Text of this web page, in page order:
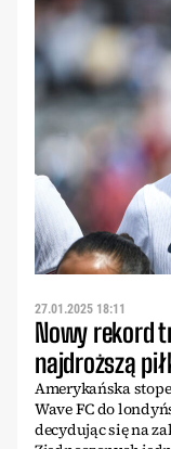
27.01.2025 18:11
Nowy rekord
najdroższą
Amerykańska
Wave FC do
decydując się na